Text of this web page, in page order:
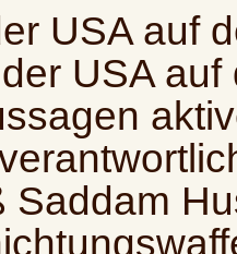
USA auf
USA
Saddam